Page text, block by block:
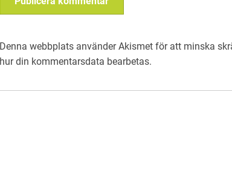
Denna webbplats använder Akismet för att minska
hur din kommentarsdata bearbetas.